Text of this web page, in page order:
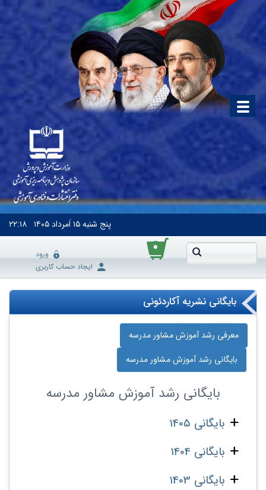
پنج شنبه۱۵ اَمرداد ۱۴۰۵ ۲۲:۱۸
۰
ورود
ایجاد حساب کاربری
بایگانی نشریه آکاردئونی
معرفی رشد آموزش مشاور مدرسه
بایگانی رشد آموزش مشاور مدرسه
بایگانی رشد آموزش مشاور مدرسه
بایگانی 1405
بایگانی 1404
بایگانی 1403